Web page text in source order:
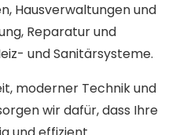
Hausverwaltungen und
Reparatur und
und Sanitärsysteme.
moderner Technik und
wir dafür, dass Ihre